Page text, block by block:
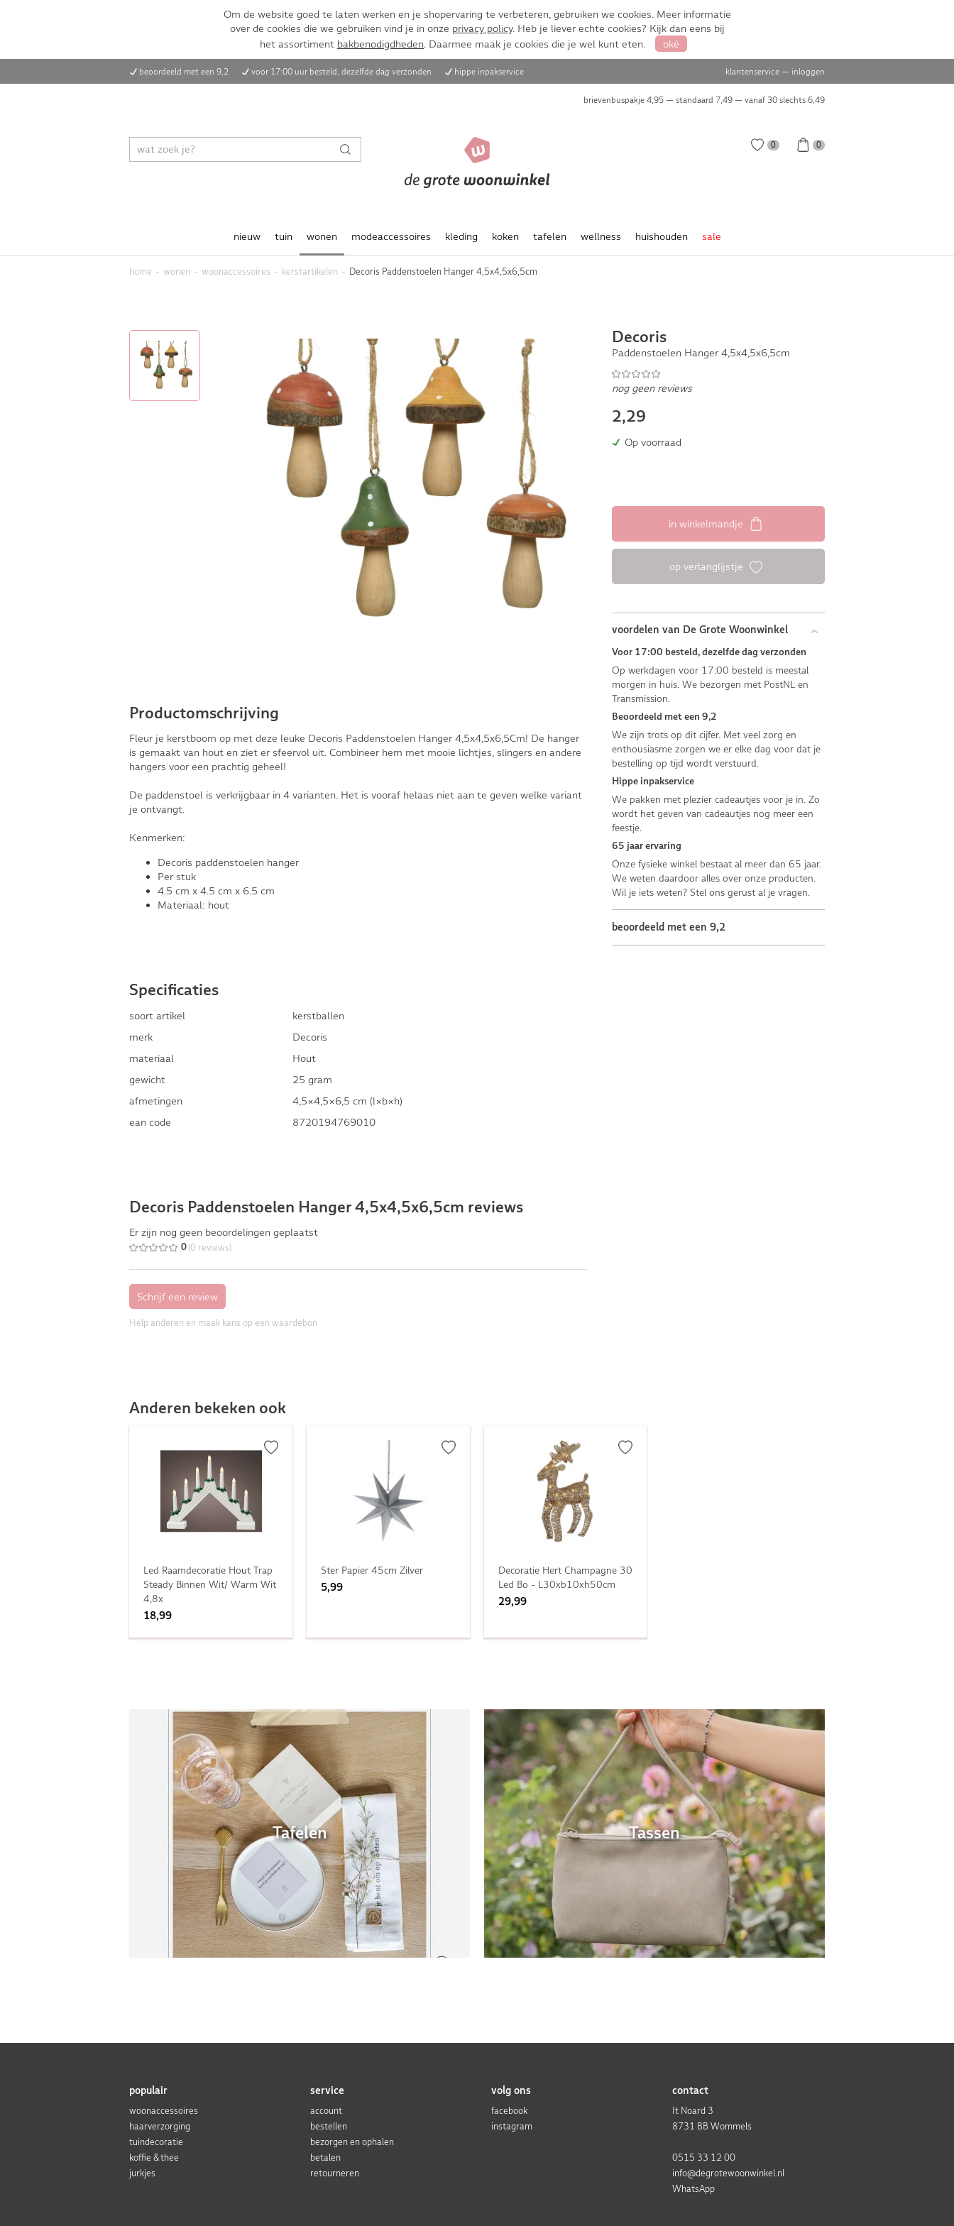
Om de website goed te laten werken en je shopervaring te verbeteren, gebruiken we cookies. Meer informatie
over de cookies die we gebruiken vind je in onze privacy policy. Heb je liever echte cookies? Kijk dan eens bij
het assortiment bakbenodigdheden. Daarmee maak je cookies die je wel kunt eten. oké
beoordeeld met een 9,2 voor 17:00 uur besteld, dezelfde dag verzonden hippe inpakservice klantenservice — inloggen
brievenbuspakje 4,95 — standaard 7,49 — vanaf 30 slechts 6,49
0 0
nieuw tuin wonen modeaccessoires kleding koken tafelen wellness huishouden sale
home wonen woonaccessoires kerstartikelen Decoris Paddenstoelen Hanger 4,5x4,5x6,5cm
Productomschrijving
Fleur je kerstboom op met deze leuke Decoris Paddenstoelen Hanger 4,5x4,5x6,5Cm! De hanger
is gemaakt van hout en ziet er sfeervol uit. Combineer hem met mooie lichtjes, slingers en andere
hangers voor een prachtig geheel!
De paddenstoel is verkrijgbaar in 4 varianten. Het is vooraf helaas niet aan te geven welke variant
je ontvangt.
Kenmerken:
Decoris paddenstoelen hanger
Per stuk
4.5 cm x 4.5 cm x 6.5 cm
Materiaal: hout
Specificaties
soort artikel
kerstballen
merk
Decoris
materiaal
Hout
gewicht
25 gram
afmetingen
4,5×4,5×6,5 cm (l×b×h)
ean code
8720194769010
Decoris Paddenstoelen Hanger 4,5x4,5x6,5cm reviews
Er zijn nog geen beoordelingen geplaatst
0 (0 reviews)
Help anderen en maak kans op een waardebon
Decoris
Paddenstoelen Hanger 4,5x4,5x6,5cm
nog geen reviews
2,29
Op voorraad
in winkelmandje
op verlanglijstje
voordelen van De Grote Woonwinkel
Voor 17:00 besteld, dezelfde dag verzonden
Op werkdagen voor 17:00 besteld is meestal
morgen in huis. We bezorgen met PostNL en
Transmission.
Beoordeeld met een 9,2
We zijn trots op dit cijfer. Met veel zorg en
enthousiasme zorgen we er elke dag voor dat je
bestelling op tijd wordt verstuurd.
Hippe inpakservice
We pakken met plezier cadeautjes voor je in. Zo
wordt het geven van cadeautjes nog meer een
feestje.
65 jaar ervaring
Onze fysieke winkel bestaat al meer dan 65 jaar.
We weten daardoor alles over onze producten.
Wil je iets weten? Stel ons gerust al je vragen.
beoordeeld met een 9,2
Anderen bekeken ook
Led Raamdecoratie Hout Trap
Steady Binnen Wit/ Warm Wit
4,8x
18,99
Ster Papier 45cm Zilver
5,99
Decoratie Hert Champagne 30
Led Bo - L30xb10xh50cm
29,99
Tafelen Tassen
populair
woonaccessoires
haarverzorging
tuindecoratie
koffie & thee
jurkjes
service
account
bestellen
bezorgen en ophalen
betalen
retourneren
volg ons
facebook
instagram
contact
It Noard 3
8731 BB Wommels
0515 33 12 00
info@degrotewoonwinkel.nl
WhatsApp